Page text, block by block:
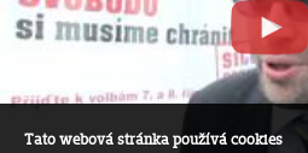
Tato webová stránka používá cookies